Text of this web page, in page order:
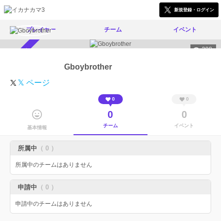
新規登録・ログイン
プレイヤー チーム イベント
308
Gboybrother
𝕏 ページ
基本情報
0
0
チーム
0
0
イベント
所属中 （ 0 ）
所属中のチームはありません
申請中 （ 0 ）
申請中のチームはありません